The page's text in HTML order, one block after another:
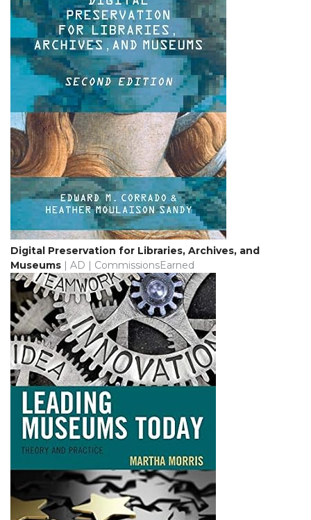
Digital Preservation for Libraries, Archives, and
Museums | AD | CommissionsEarned